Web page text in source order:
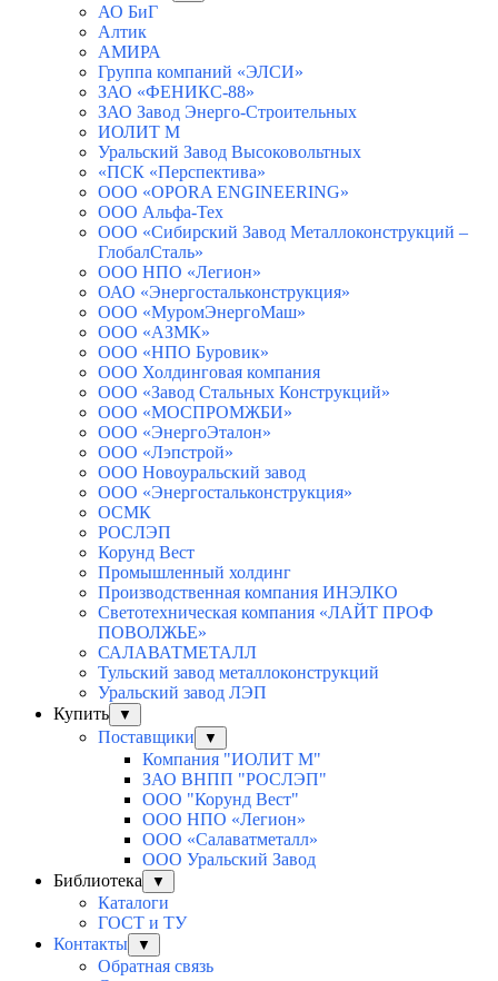
АО БиГ
Алтик
АМИРА
Группа компаний «ЭЛСИ»
ЗАО «ФЕНИКС-88»
ЗАО Завод Энерго-Строительных
ИОЛИТ М
Уральский Завод Высоковольтных
«ПСК «Перспектива»
ООО «OPORA ENGINEERING»
ООО Альфа-Тех
ООО «Сибирский Завод Металлоконструкций –
ГлобалСталь»
ООО НПО «Легион»
ОАО «Энергостальконструкция»
ООО «МуромЭнергоМаш»
ООО «АЗМК»
ООО «НПО Буровик»
ООО Холдинговая компания
ООО «Завод Стальных Конструкций»
ООО «МОСПРОМЖБИ»
ООО «ЭнергоЭталон»
ООО «Лэпстрой»
ООО Новоуральский завод
ООО «Энергостальконструкция»
ОСМК
РОСЛЭП
Корунд Вест
Промышленный холдинг
Производственная компания ИНЭЛКО
Светотехническая компания «ЛАЙТ ПРОФ
ПОВОЛЖЬЕ»
САЛАВАТМЕТАЛЛ
Тульский завод металлоконструкций
Уральский завод ЛЭП
Купить
▼
Поставщики ▼
Компания "ИОЛИТ М"
ЗАО ВНПП "РОСЛЭП"
ООО "Корунд Вест"
ООО НПО «Легион»
ООО «Салаватметалл»
ООО Уральский Завод
Библиотека
▼
Каталоги
ГОСТ и ТУ
Контакты
▼
Обратная связь